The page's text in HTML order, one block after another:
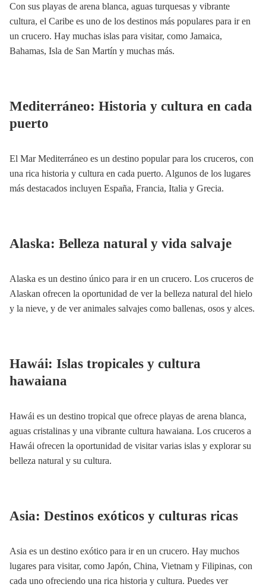
Con sus playas de arena blanca, aguas turquesas y vibrante
cultura, el Caribe es uno de los destinos más populares para ir en
un crucero. Hay muchas islas para visitar, como Jamaica,
Bahamas, Isla de San Martín y muchas más.
Mediterráneo: Historia y cultura en cada
puerto
El Mar Mediterráneo es un destino popular para los cruceros, con
una rica historia y cultura en cada puerto. Algunos de los lugares
más destacados incluyen España, Francia, Italia y Grecia.
Alaska: Belleza natural y vida salvaje
Alaska es un destino único para ir en un crucero. Los cruceros de
Alaskan ofrecen la oportunidad de ver la belleza natural del hielo
y la nieve, y de ver animales salvajes como ballenas, osos y alces.
Hawái: Islas tropicales y cultura
hawaiana
Hawái es un destino tropical que ofrece playas de arena blanca,
aguas cristalinas y una vibrante cultura hawaiana. Los cruceros a
Hawái ofrecen la oportunidad de visitar varias islas y explorar su
belleza natural y su cultura.
Asia: Destinos exóticos y culturas ricas
Asia es un destino exótico para ir en un crucero. Hay muchos
lugares para visitar, como Japón, China, Vietnam y Filipinas, con
cada uno ofreciendo una rica historia y cultura. Puedes ver